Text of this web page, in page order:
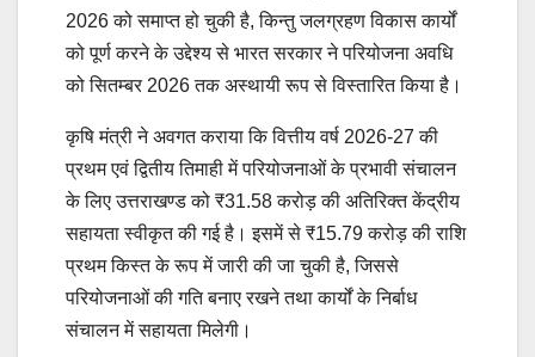
2026 को समाप्त हो चुकी है, किन्तु जलग्रहण विकास कार्यों
को पूर्ण करने के उद्देश्य से भारत सरकार ने परियोजना अवधि
को सितम्बर 2026 तक अस्थायी रूप से विस्तारित किया है।
कृषि मंत्री ने अवगत कराया कि वित्तीय वर्ष 2026-27 की
प्रथम एवं द्वितीय तिमाही में परियोजनाओं के प्रभावी संचालन
के लिए उत्तराखण्ड को ₹31.58 करोड़ की अतिरिक्त केंद्रीय
सहायता स्वीकृत की गई है। इसमें से ₹15.79 करोड़ की राशि
प्रथम किस्त के रूप में जारी की जा चुकी है, जिससे
परियोजनाओं की गति बनाए रखने तथा कार्यों के निर्बाध
संचालन में सहायता मिलेगी।